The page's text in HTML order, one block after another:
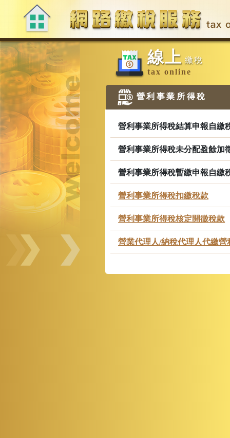
要
內
容
區
塊
:::
線上 繳稅
tax online
營利事業所得稅
營利事業所得稅結算申報自繳
營利事業所得稅未分配盈餘加
營利事業所得稅暫繳申報自繳
營利事業所得稅扣繳稅款
營利事業所得稅核定開徵稅款
營業代理人/納稅代理人代繳營